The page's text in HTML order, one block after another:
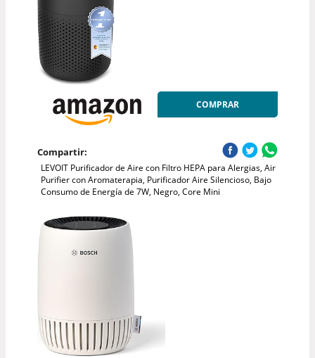
COMPRAR
Compartir:
LEVOIT Purificador de Aire con Filtro HEPA para Alergias, Air
Purifier con Aromaterapia, Purificador Aire Silencioso, Bajo
Consumo de Energía de 7W, Negro, Core Mini